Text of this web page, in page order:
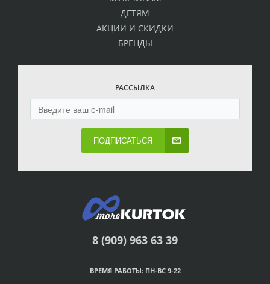
ДЕТЯМ
АКЦИИ И СКИДКИ
БРЕНДЫ
РАССЫЛКА
ПОДПИСАТЬСЯ
8 (909) 963 63 39
ВРЕМЯ РАБОТЫ: ПН-ВС 9-22